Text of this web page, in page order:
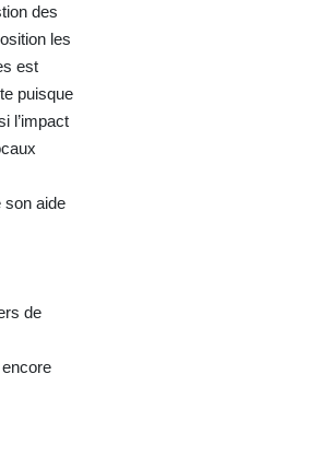
des
les
est
puisque
l’impact
son aide
de